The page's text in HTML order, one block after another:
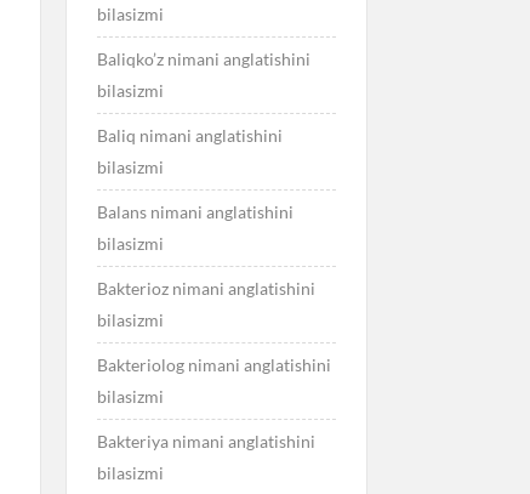
bilasizmi
Baliqko’z nimani anglatishini
bilasizmi
Baliq nimani anglatishini
bilasizmi
Balans nimani anglatishini
bilasizmi
Bakterioz nimani anglatishini
bilasizmi
Bakteriolog nimani anglatishini
bilasizmi
Bakteriya nimani anglatishini
bilasizmi